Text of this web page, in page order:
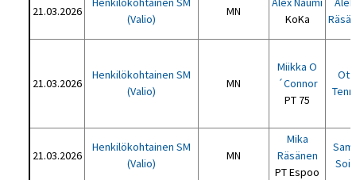
21.03.2026
(Valio)
MN
KoKa
21.03.2026
Henkilökohtainen SM
(Valio)
MN
Miikka O
´Connor
PT 75
21.03.2026
Henkilökohtainen SM
(Valio)
MN
Mika
Räsänen
PT Espoo